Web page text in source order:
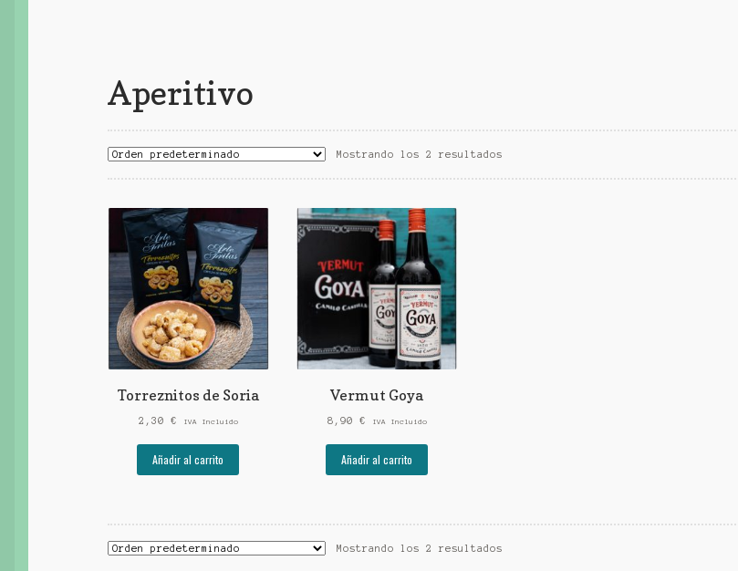
Aperitivo
Mostrando los 2 resultados
Torreznitos de Soria
2,30 € IVA Incluido
Añadir al carrito
Vermut Goya
8,90 € IVA Incluido
Añadir al carrito
Mostrando los 2 resultados